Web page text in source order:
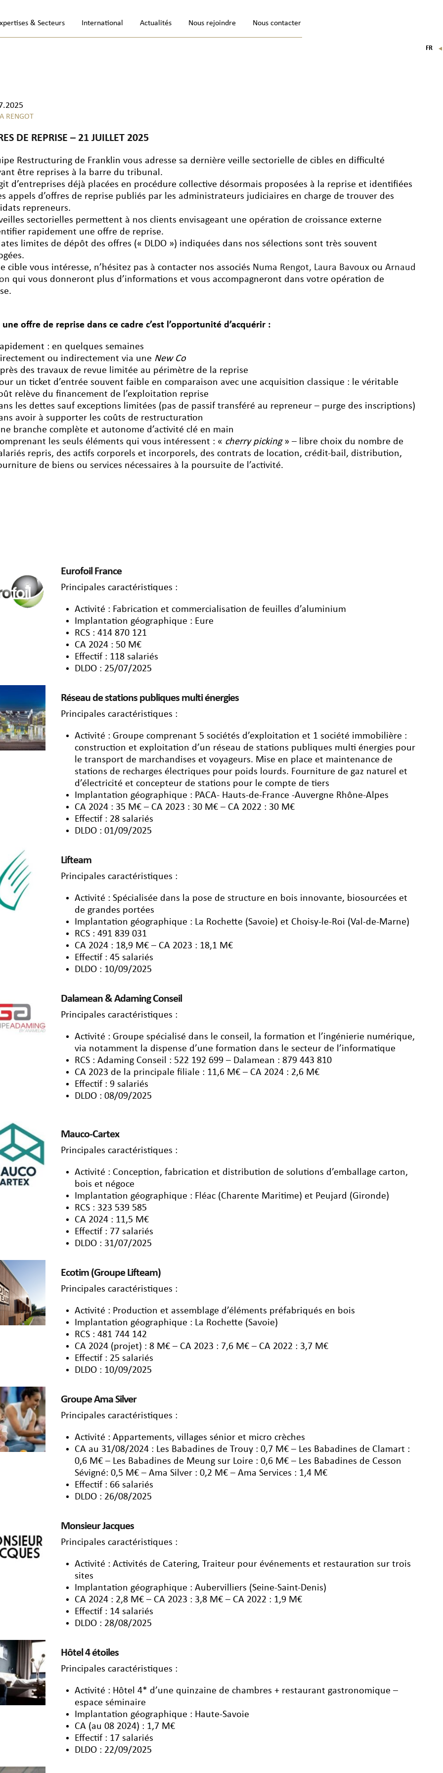
& Secteurs International Actualités Nous rejoindre Nous contacter
FR ▼
RENGOT
DE REPRISE – 21 JUILLET 2025
Restructuring de Franklin vous adresse sa dernière veille sectorielle de cibles en difficulté
être reprises à la barre du tribunal.
d’entreprises déjà placées en procédure collective désormais proposées à la reprise et identifiées
appels d’offres de reprise publiés par les administrateurs judiciaires en charge de trouver des
repreneurs.
sectorielles permettent à nos clients envisageant une opération de croissance externe
rapidement une offre de reprise.
limites de dépôt des offres (« DLDO ») indiquées dans nos sélections sont très souvent
cible vous intéresse, n’hésitez pas à contacter nos associés Numa Rengot, Laura Bavoux ouArnaud
qui vous donneront plus d’informations et vous accompagneront dans votre opération de
une offre de reprise dans ce cadre c’est l’opportunité d’acquérir :
: en quelques semaines
ou indirectement via une New Co
des travaux de revue limitée au périmètre de la reprise
un ticket d’entrée souvent faible en comparaison avec une acquisition classique : le véritable
relève du financement de l’exploitation reprise
les dettes sauf exceptions limitées (pas de passif transféré au repreneur – purge des inscriptions)
avoir à supporter les coûts de restructuration
branche complète et autonome d’activité clé en main
les seuls éléments qui vous intéressent : « cherry picking» – libre choix du nombre de
repris, des actifs corporels et incorporels, des contrats de location, crédit-bail, distribution,
de biens ou services nécessaires à la poursuite de l’activité.
Eurofoil France
Principales caractéristiques :
Activité : Fabrication et commercialisation de feuilles d’aluminium
Implantation géographique : Eure
RCS : 414 870 121
CA 2024 : 50 M€
Effectif : 118 salariés
DLDO : 25/07/2025
Réseau de stations publiques multi énergies
Principales caractéristiques :
Activité : Groupe comprenant 5 sociétés d’exploitation et 1 société immobilière :
construction et exploitation d’un réseau de stations publiques multi énergies pour
le transport de marchandises et voyageurs. Mise en place et maintenance de
stations de recharges électriques pour poids lourds. Fourniture de gaz naturel et
d’électricité et concepteur de stations pour le compte de tiers
Implantation géographique : PACA- Hauts-de-France -Auvergne Rhône-Alpes
CA 2024 : 35 M€ – CA 2023 : 30 M€ – CA 2022 : 30 M€
Effectif : 28 salariés
DLDO : 01/09/2025
Lifteam
Principales caractéristiques :
Activité : Spécialisée dans la pose de structure en bois innovante, biosourcées et
de grandes portées
Implantation géographique : La Rochette (Savoie) et Choisy-le-Roi (Val-de-Marne)
RCS : 491 839 031
CA 2024 : 18,9 M€ – CA 2023 : 18,1 M€
Effectif : 45 salariés
DLDO : 10/09/2025
Dalamean & Adaming Conseil
Principales caractéristiques :
Activité : Groupe spécialisé dans le conseil, la formation et l’ingénierie numérique,
via notamment la dispense d’une formation dans le secteur de l’informatique
RCS : Adaming Conseil : 522 192 699 – Dalamean : 879 443 810
CA 2023 de la principale filiale : 11,6 M€ – CA 2024 : 2,6 M€
Effectif : 9 salariés
DLDO : 08/09/2025
Mauco-Cartex
Principales caractéristiques :
Activité : Conception, fabrication et distribution de solutions d’emballage carton,
bois et négoce
Implantation géographique : Fléac (Charente Maritime) et Peujard (Gironde)
RCS : 323 539 585
CA 2024 : 11,5 M€
Effectif : 77 salariés
DLDO : 31/07/2025
Ecotim (Groupe Lifteam)
Principales caractéristiques :
Activité : Production et assemblage d’éléments préfabriqués en bois
Implantation géographique : La Rochette (Savoie)
RCS : 481 744 142
CA 2024 (projet) : 8 M€ – CA 2023 : 7,6 M€ – CA 2022 : 3,7 M€
Effectif : 25 salariés
DLDO : 10/09/2025
Groupe Ama Silver
Principales caractéristiques :
Activité : Appartements, villages sénior et micro crèches
CA au 31/08/2024 : Les Babadines de Trouy : 0,7 M€ – Les Babadines de Clamart :
0,6 M€ – Les Babadines de Meung sur Loire : 0,6 M€ – Les Babadines de Cesson
Sévigné: 0,5 M€ – Ama Silver : 0,2 M€ – Ama Services : 1,4 M€
Effectif : 66 salariés
DLDO : 26/08/2025
Monsieur Jacques
Principales caractéristiques :
Activité : Activités de Catering, Traiteur pour événements et restauration sur trois
sites
Implantation géographique : Aubervilliers (Seine-Saint-Denis)
CA 2024 : 2,8 M€ – CA 2023 : 3,8 M€ – CA 2022 : 1,9 M€
Effectif : 14 salariés
DLDO : 28/08/2025
Hôtel 4 étoiles
Principales caractéristiques :
Activité : Hôtel 4* d’une quinzaine de chambres + restaurant gastronomique –
espace séminaire
Implantation géographique : Haute-Savoie
CA (au 08 2024) : 1,7 M€
Effectif : 17 salariés
DLDO : 22/09/2025